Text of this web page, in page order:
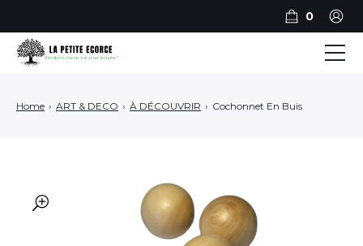
🔍
Home › ART & DECO › À DÉCOUVRIR › Cochonnet En Buis
0
ART ET DECO